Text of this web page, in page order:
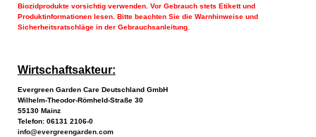
Biozidprodukte vorsichtig verwenden. Vor Gebrauch stets Etikett und
Produktinformationen lesen. Bitte beachten Sie die Warnhinweise und
Sicherheitsratschläge in der Gebrauchsanleitung.
Wirtschaftsakteur:
Evergreen Garden Care Deutschland GmbH
Wilhelm-Theodor-Römheld-Straße 30
55130 Mainz
Telefon: 06131 2106-0
info@evergreengarden.com